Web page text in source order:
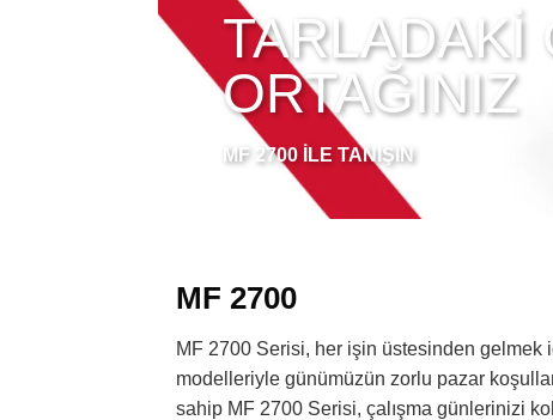
TARLADAKİ
ORTAĞINIZ
MF 2700 İLE TANIŞIN
MF 2700
MF 2700 Serisi, her işin üstesinden gelmek
modelleriyle günümüzün zorlu pazar
sahip MF 2700 Serisi, çalışma günlerinizi